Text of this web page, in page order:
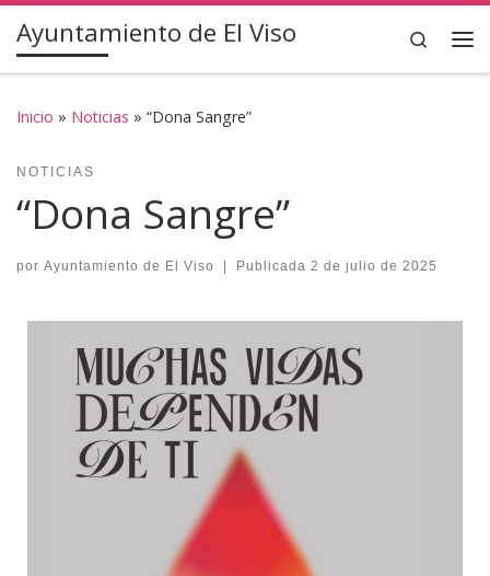
Saltar al contenido
Ayuntamiento de El Viso Search
Inicio » Noticias » “Dona Sangre”
NOTICIAS
“Dona Sangre”
por Ayuntamiento de El Viso | Publicada 2 de julio de 2025